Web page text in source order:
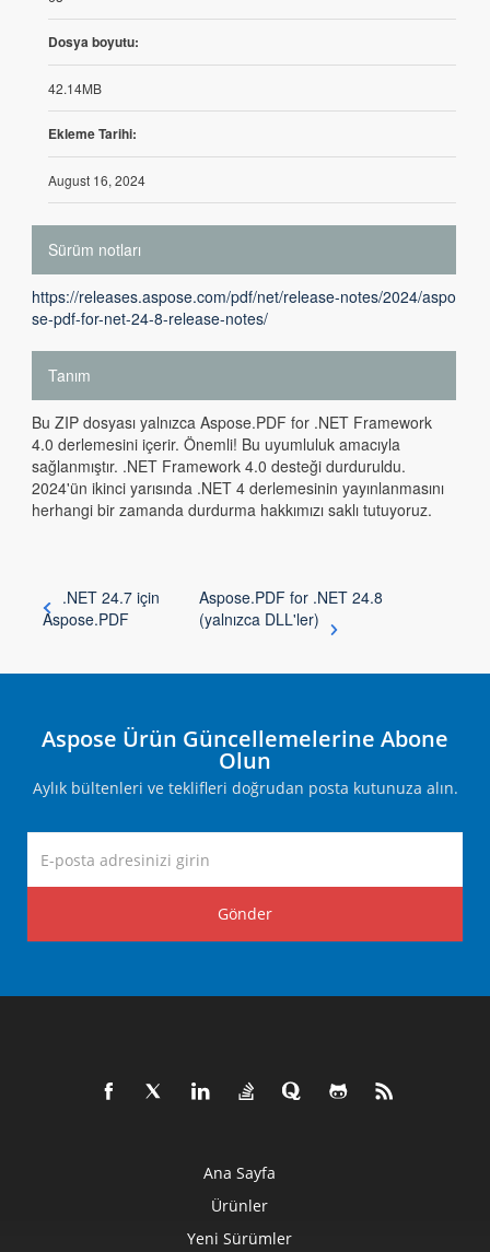
Dosya boyutu:
42.14MB
Ekleme Tarihi:
August 16, 2024
Sürüm notları
https://releases.aspose.com/pdf/net/release-notes/2024/aspo
se-pdf-for-net-24-8-release-notes/
Tanım
Bu ZIP dosyası yalnızca Aspose.PDF for .NET Framework
4.0 derlemesini içerir. Önemli! Bu uyumluluk amacıyla
sağlanmıştır. .NET Framework 4.0 desteği durduruldu.
2024'ün ikinci yarısında .NET 4 derlemesinin yayınlanmasını
herhangi bir zamanda durdurma hakkımızı saklı tutuyoruz.
.NET 24.7 için
Aspose.PDF
Aspose.PDF for .NET 24.8
(yalnızca DLL'ler)
Aspose Ürün Güncellemelerine Abone
Olun
Aylık bültenleri ve teklifleri doğrudan posta kutunuza alın.
Gönder
Ana Sayfa
Ürünler
Yeni Sürümler